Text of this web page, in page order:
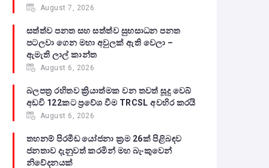
August 7, 2026
සත්ත්ව පනත සහ සත්ත්ව සුභසාධන පනත
පටලවා ගෙන මහා අවුලක් ඇති වෙලා –
ඇමැති ලාල් කාන්ත
August 6, 2026
බලපත්‍ර රහිතව ක්‍රියාත්මක වන තවත් සූදු වෙබ්
අඩවි 122කට ප්‍රවේශ වීම TRCSL අවහිර කරයි
August 6, 2026
තහනම් පිරමීඩ යෝජනා ක්‍රම 26ක් පිළිබඳව
ජනතාව දැනුවත් කරමින් මහ බැංකුවෙන්
නිවේදනයක්